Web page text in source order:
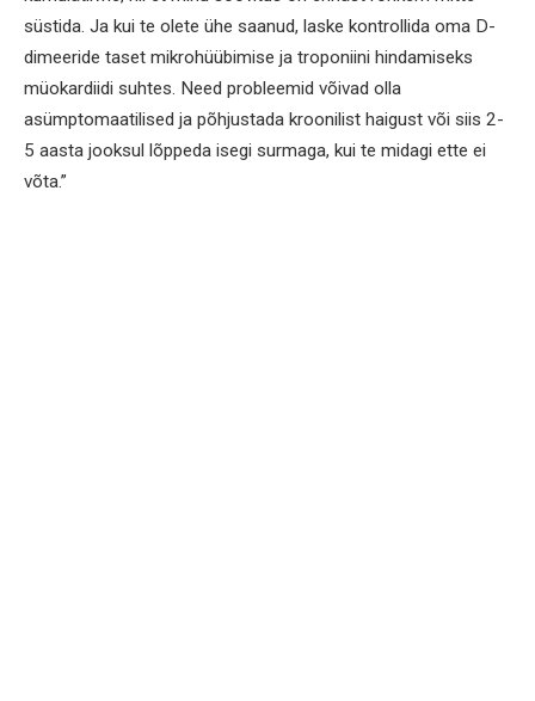
süstida. Ja kui te olete ühe saanud, laske kontrollida oma D-
dimeeride taset mikrohüübimise ja troponiini hindamiseks
müokardiidi suhtes. Need probleemid võivad olla
asümptomaatilised ja põhjustada kroonilist haigust või siis 2-
5 aasta jooksul lõppeda isegi surmaga, kui te midagi ette ei
võta.”